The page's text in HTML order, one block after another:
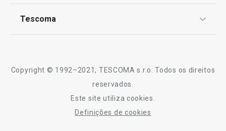
Espátula para omeletes
€ 6,90
Tabuleiro
€ 19,90
Perguntas Frequentes
Tescoma
Copyright © 1992–2021, TESCOMA s.r.o. Todos os direitos
reservados.
Este site utiliza cookies.
Definições de cookies